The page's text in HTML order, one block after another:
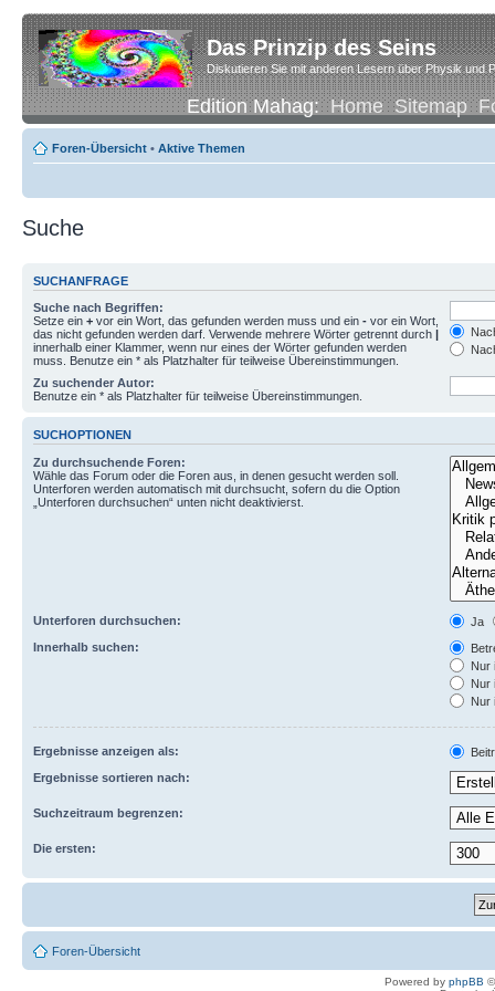
Das Prinzip des Seins
Diskutieren Sie mit anderen Lesern über Physik und
Edition Mahag:Home Sitemap
Foren-Übersicht • Aktive Themen
Suche
SUCHANFRAGE
Suche nach Begriffen:
Setze ein + vor ein Wort, das gefunden werden muss und ein - vor ein Wort,
das nicht gefunden werden darf. Verwende mehrere Wörter getrennt durch |
innerhalb einer Klammer, wenn nur eines der Wörter gefunden werden
muss. Benutze ein * als Platzhalter für teilweise Übereinstimmungen.
Zu suchender Autor:
Benutze ein * als Platzhalter für teilweise Übereinstimmungen.
SUCHOPTIONEN
Zu durchsuchende Foren:
Wähle das Forum oder die Foren aus, in denen gesucht werden soll.
Unterforen werden automatisch mit durchsucht, sofern du die Option
„Unterforen durchsuchen“ unten nicht deaktivierst.
Unterforen durchsuchen:
Ja
Innerhalb suchen:
Nur
Nur
Nur
Ergebnisse anzeigen als:
Ergebnisse sortieren nach:
Suchzeitraum begrenzen:
Die ersten:
Foren-Übersicht
Powered by phpBB